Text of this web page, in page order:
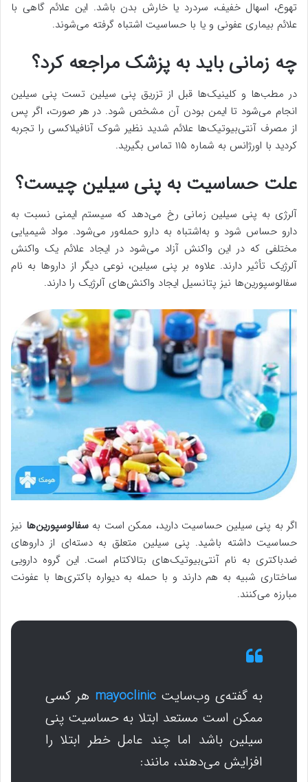
تهوع، اسهال خفیف، سردرد یا خارش بدن باشد. این علائم گاهی با
علائم بیماری عفونی و یا با حساسیت اشتباه گرفته می‌شوند.
چه زمانی باید به پزشک مراجعه کرد؟
در مطب‌ها و کلینیک‌ها قبل از تزریق پنی سیلین تست پنی سیلین
انجام می‌شود تا ایمن بودن آن مشخص شود. در هر صورت، اگر پس
از مصرف آنتی‌بیوتیک‌ها علائم شدید نظیر شوک آنافیلاکسی را تجربه
کردید با اورژانس به شماره ۱۱۵ تماس بگیرید.
علت حساسیت به پنی سیلین چیست؟
آلرژی به پنی سیلین زمانی رخ می‌دهد که سیستم ایمنی نسبت به
دارو حساس ‌شود و به‌اشتباه به دارو حمله‌ور می‌شود. مواد شیمیایی
مختلفی که در این واکنش آزاد می‌شود در ایجاد علائم یک واکنش
آلرژیک تأثیر دارند. علاوه بر پنی سیلین، نوعی دیگر از داروها به نام
سفالوسپورین‌ها نیز پتانسیل ایجاد واکنش‌های آلرژیک را دارند.
اگر به پنی سیلین حساسیت دارید، ممکن است بهسفالوسپورین‌ها نیز
حساسیت داشته باشید. پنی سیلین متعلق به دسته‌ای از داروهای
ضدباکتری به نام آنتی‌بیوتیک‌های بتالاکتام است. این گروه دارویی
ساختاری شبیه به هم دارند و با حمله به دیواره باکتری‌ها با عفونت
مبارزه می‌کنند.
به گفته‌ی وب‌سایتmayoclinic هر کسی
ممکن است مستعد ابتلا به حساسیت پنی
سیلین باشد اما چند عامل خطر ابتلا را
افزایش می‌دهند، مانند: